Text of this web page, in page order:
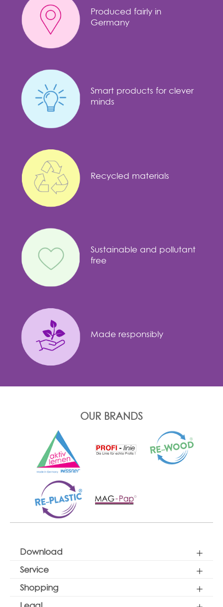
Produced fairly in
Germany
Smart products for clever
minds
Recycled materials
Sustainable and pollutant
free
Made responsibly
OUR BRANDS
Download
Service
Shopping